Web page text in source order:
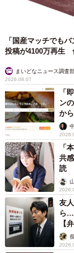
「国産マッチでも
投稿が4100万再生
まいどなニュース調査
2026.08.07
「
ン
か
「
共
読
友
ら…
【